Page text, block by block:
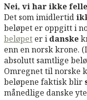
Nei, vi har ikke
Det som imidlertid
beløpet er oppgitt i
beløpet er i danske
enn en norsk krone.
absolutt samtlige
Omregnet til norske
beløpene faktisk blir
månedlige danske